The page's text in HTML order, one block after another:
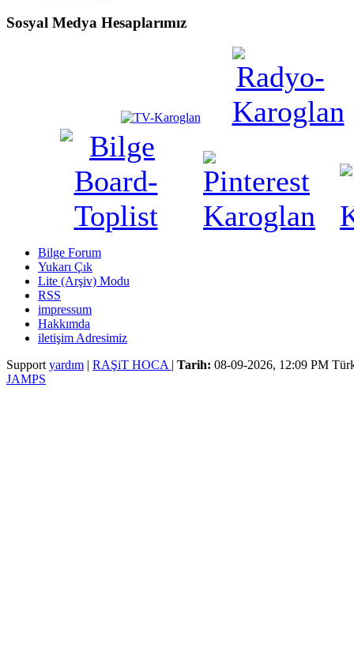
Sosyal Medya Hesaplarımız
Bilge Forum
Yukarı Çık
Lite (Arşiv) Modu
RSS
impressum
Hakkımda
iletişim Adresimiz
Support yardım | RAŞiT HOCA | Tarih: 08-09-2026, 12:09 PM
JAMPS